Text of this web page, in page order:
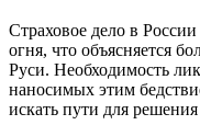
Страховое дело в России
огня, что объясняется
Руси. Необходимость
наносимых этим
искать пути для